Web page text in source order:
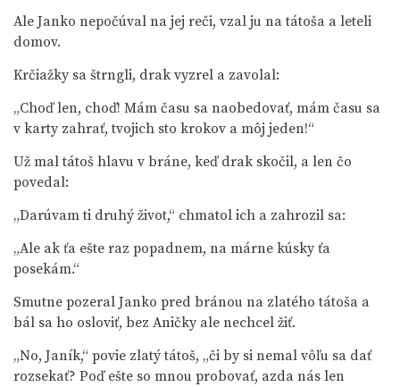
Ale Janko nepočúval na jej reči, vzal ju na tátoša a leteli
domov.
Krčiažky sa štrngli, drak vyzrel a zavolal:
„Choď len, choď! Mám času sa naobedovať, mám času sa
v karty zahrať, tvojich sto krokov a môj jeden!“
Už mal tátoš hlavu v bráne, keď drak skočil, a len čo
povedal:
„Darúvam ti druhý život,“ chmatol ich a zahrozil sa:
„Ale ak ťa ešte raz popadnem, na márne kúsky ťa
posekám.“
Smutne pozeral Janko pred bránou na zlatého tátoša a
bál sa ho osloviť, bez Aničky ale nechcel žiť.
„No, Janík,“ povie zlatý tátoš, „či by si nemal vôľu sa dať
rozsekať? Poď ešte so mnou probovať, azda nás len